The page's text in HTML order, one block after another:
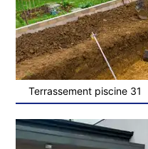
Terrassement piscine 31